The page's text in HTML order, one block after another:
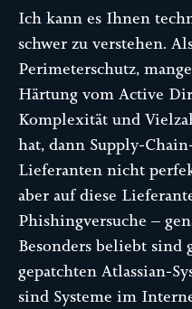
Ich kann es Ihnen
schwer zu verstehen.
Perimeterschutz,
Härtung vom Active
Komplexität und
hat, dann Supply-
Lieferanten nicht
aber auf diese
Phishingversuche –
Besonders beliebt
gepatchten Atlassian-
sind Systeme im